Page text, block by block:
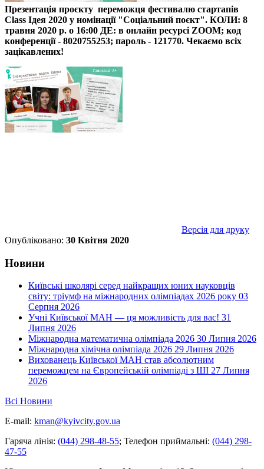
Презентація проєкту переможця фестивалю стартапів
Class Ідея 2020 у номінації "Соціальний поєкт". КОЛИ: 8
травня 2020 р. о 16:00 ДЕ: в онлайн ресурсі ZOOM; код
конференції - 8020755253; пароль - 121770. Чекаємо всіх
зацікавлених!
Версія для друку
Опубліковано: 30 Квітня 2020
Новини
Київські школярі серед найкращих юних науковців
світу: тріумф на міжнародних олімпіадах 2026 року 03
Серпня 2026
Учні Київської МАН — ця можливість для вас! 31
Липня 2026
Міжнародна математична олімпіада 2026 30 Липня 2026
Міжнародна хімічна олімпіада 2026 29 Липня 2026
Вихованець Київської МАН став абсолютним
переможцем на Європейській олімпіаді з ШІ 27 Липня
2026
Всі Новини
E-mail: kman@kyivcity.gov.ua
Гаряча лінія: (044) 298-48-55; Телефон приймальні: (044) 298-
47-55